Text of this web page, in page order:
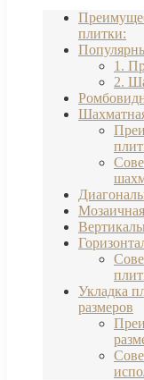
плитки:
1.
2.
Укладка
размеров